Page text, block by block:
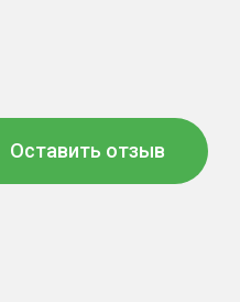
Оставить отзыв